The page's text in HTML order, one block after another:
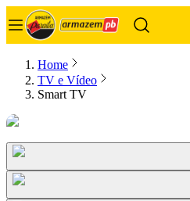
Home
TV e Vídeo
Smart TV